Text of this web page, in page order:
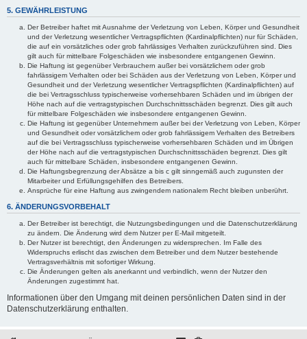
5. GEWÄHRLEISTUNG
Der Betreiber haftet mit Ausnahme der Verletzung von Leben, Körper und Gesundheit
und der Verletzung wesentlicher Vertragspflichten (Kardinalpflichten) nur für Schäden,
die auf ein vorsätzliches oder grob fahrlässiges Verhalten zurückzuführen sind. Dies
gilt auch für mittelbare Folgeschäden wie insbesondere entgangenen Gewinn.
Die Haftung ist gegenüber Verbrauchern außer bei vorsätzlichem oder grob
fahrlässigem Verhalten oder bei Schäden aus der Verletzung von Leben, Körper und
Gesundheit und der Verletzung wesentlicher Vertragspflichten (Kardinalpflichten) auf
die bei Vertragsschluss typischerweise vorhersehbaren Schäden und im übrigen der
Höhe nach auf die vertragstypischen Durchschnittsschäden begrenzt. Dies gilt auch
für mittelbare Folgeschäden wie insbesondere entgangenen Gewinn.
Die Haftung ist gegenüber Unternehmern außer bei der Verletzung von Leben, Körper
und Gesundheit oder vorsätzlichem oder grob fahrlässigem Verhalten des Betreibers
auf die bei Vertragsschluss typischerweise vorhersehbaren Schäden und im Übrigen
der Höhe nach auf die vertragstypischen Durchschnittsschäden begrenzt. Dies gilt
auch für mittelbare Schäden, insbesondere entgangenen Gewinn.
Die Haftungsbegrenzung der Absätze a bis c gilt sinngemäß auch zugunsten der
Mitarbeiter und Erfüllungsgehilfen des Betreibers.
Ansprüche für eine Haftung aus zwingendem nationalem Recht bleiben unberührt.
6. ÄNDERUNGSVORBEHALT
Der Betreiber ist berechtigt, die Nutzungsbedingungen und die Datenschutzerklärung
zu ändern. Die Änderung wird dem Nutzer per E-Mail mitgeteilt.
Der Nutzer ist berechtigt, den Änderungen zu widersprechen. Im Falle des
Widerspruchs erlischt das zwischen dem Betreiber und dem Nutzer bestehende
Vertragsverhältnis mit sofortiger Wirkung.
Die Änderungen gelten als anerkannt und verbindlich, wenn der Nutzer den
Änderungen zugestimmt hat.
Informationen über den Umgang mit deinen persönlichen Daten sind in der
Datenschutzerklärung enthalten.